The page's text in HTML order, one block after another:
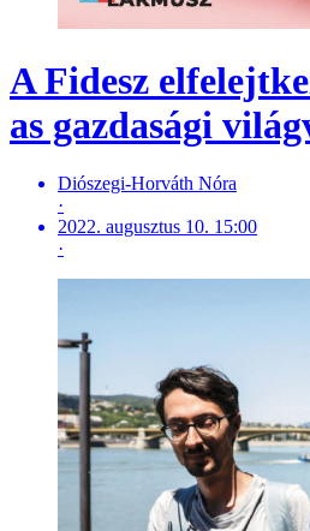
A Fidesz
as gazdasági
Diószegi-Horváth Nóra
·
2022. augusztus 10. 15:00
·